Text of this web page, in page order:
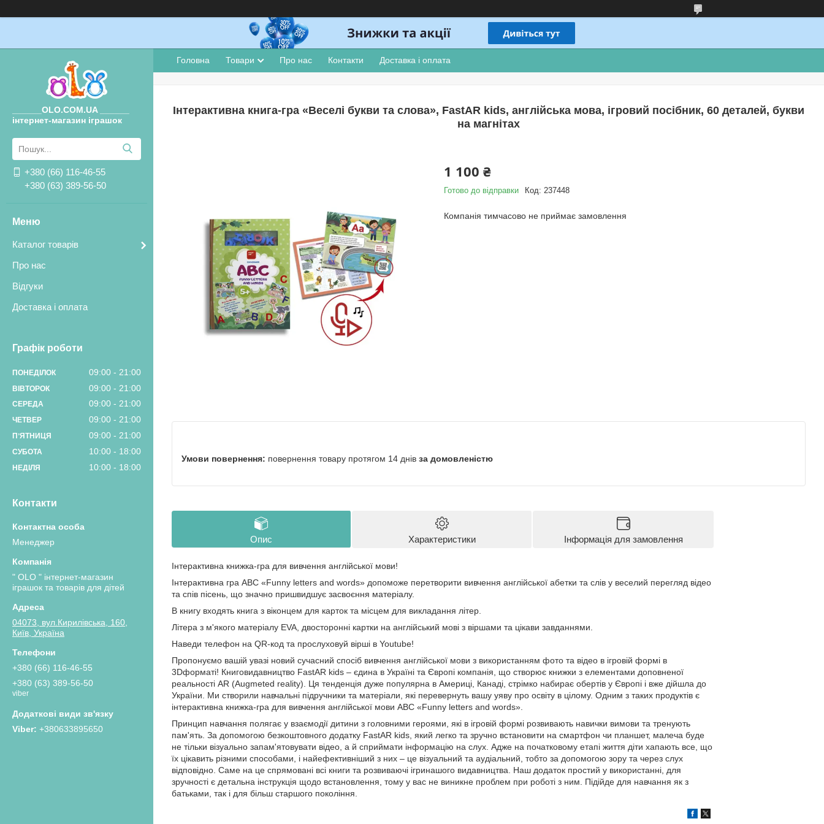
______OLO.COM.UA ______
інтернет-магазин іграшок
+380 (66) 116-46-55
+380 (63) 389-56-50
Каталог товарів
Про нас
Відгуки
Доставка і оплата
Графік роботи
ПОНЕДІЛОК 09:00 21:00
ВІВТОРОК 09:00 21:00
СЕРЕДА 09:00 21:00
ЧЕТВЕР 09:00 21:00
ПʼЯТНИЦЯ 09:00 21:00
СУБОТА 10:00 18:00
НЕДІЛЯ 10:00 18:00
Контакти
Менеджер
" OLO " інтернет-магазин
іграшок та товарів для дітей
04073, вул.Кирилівська, 160,
Київ, Україна
+380 (66) 116-46-55
+380 (63) 389-56-50
viber
+380633895650
Головна Товари Про нас Контакти Доставка і оплата
Інтерактивна книга-гра «Веселі букви та слова», FastAR kids, англійська мова, ігровий посібник, 60 деталей, букви
на магнітах
1 100 ₴
Готово до відправки Код: 237448
Компанія тимчасово не приймає замовлення
повернення товару протягом 14 днів за домовленістю
Опис Характеристики Інформація для замовлення
Інтерактивна книжка-гра для вивчення англійської мови!
Інтерактивна гра ABC «Funny letters and words» допоможе перетворити вивчення англійської абетки та слів у веселий перегляд відео
та спів пісень, що значно пришвидшує засвоєння матеріалу.
В книгу входять книга з віконцем для карток та місцем для викладання літер.
Літера з м'якого матеріалу EVA, двосторонні картки на англійський мові з віршами та цікави завданнями.
Наведи телефон на QR-код та прослуховуй вірші в Youtube!
Пропонуємо вашій увазі новий сучасний спосіб вивчення англійської мови з використанням фото та відео в ігровій формі в
3Dформаті! Книговидавництво FastAR kids – єдина в Україні та Європі компанія, що створює книжки з елементами доповненої
реальності AR (Augmeted reality). Ця тенденція дуже популярна в Америці, Канаді, стрімко набирає обертів у Європі і вже дійшла до
України. Ми створили навчальні підручники та матеріали, які перевернуть вашу уяву про освіту в цілому. Одним з таких продуктів є
інтерактивна книжка-гра для вивчення англійської мови ABC «Funny letters and words».
Принцип навчання полягає у взаємодії дитини з головними героями, які в ігровій формі розвивають навички вимови та тренують
пам'ять. За допомогою безкоштовного додатку FastAR kids, який легко та зручно встановити на смартфон чи планшет, малеча буде
не тільки візуально запам'ятовувати відео, а й сприймати інформацію на слух. Адже на початковому етапі життя діти хапають все, що
їх цікавить різними способами, і найефективніший з них – це візуальний та аудіальний, тобто за допомогою зору та через слух
відповідно. Саме на це спрямовані всі книги та розвиваючі ігринашого видавництва. Наш додаток простий у використанні, для
зручності є детальна інструкція щодо встановлення, тому у вас не виникне проблем при роботі з ним. Підійде для навчання як з
батьками, так і для більш старшого покоління.